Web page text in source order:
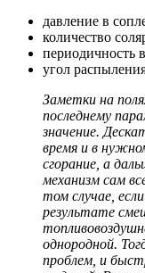
давление в
количество
периодичность
угол
Заметки на
последнему
значение.
время и в
сгорание, а
механизм сам
том случае,
результате
однородной.
проблем, и